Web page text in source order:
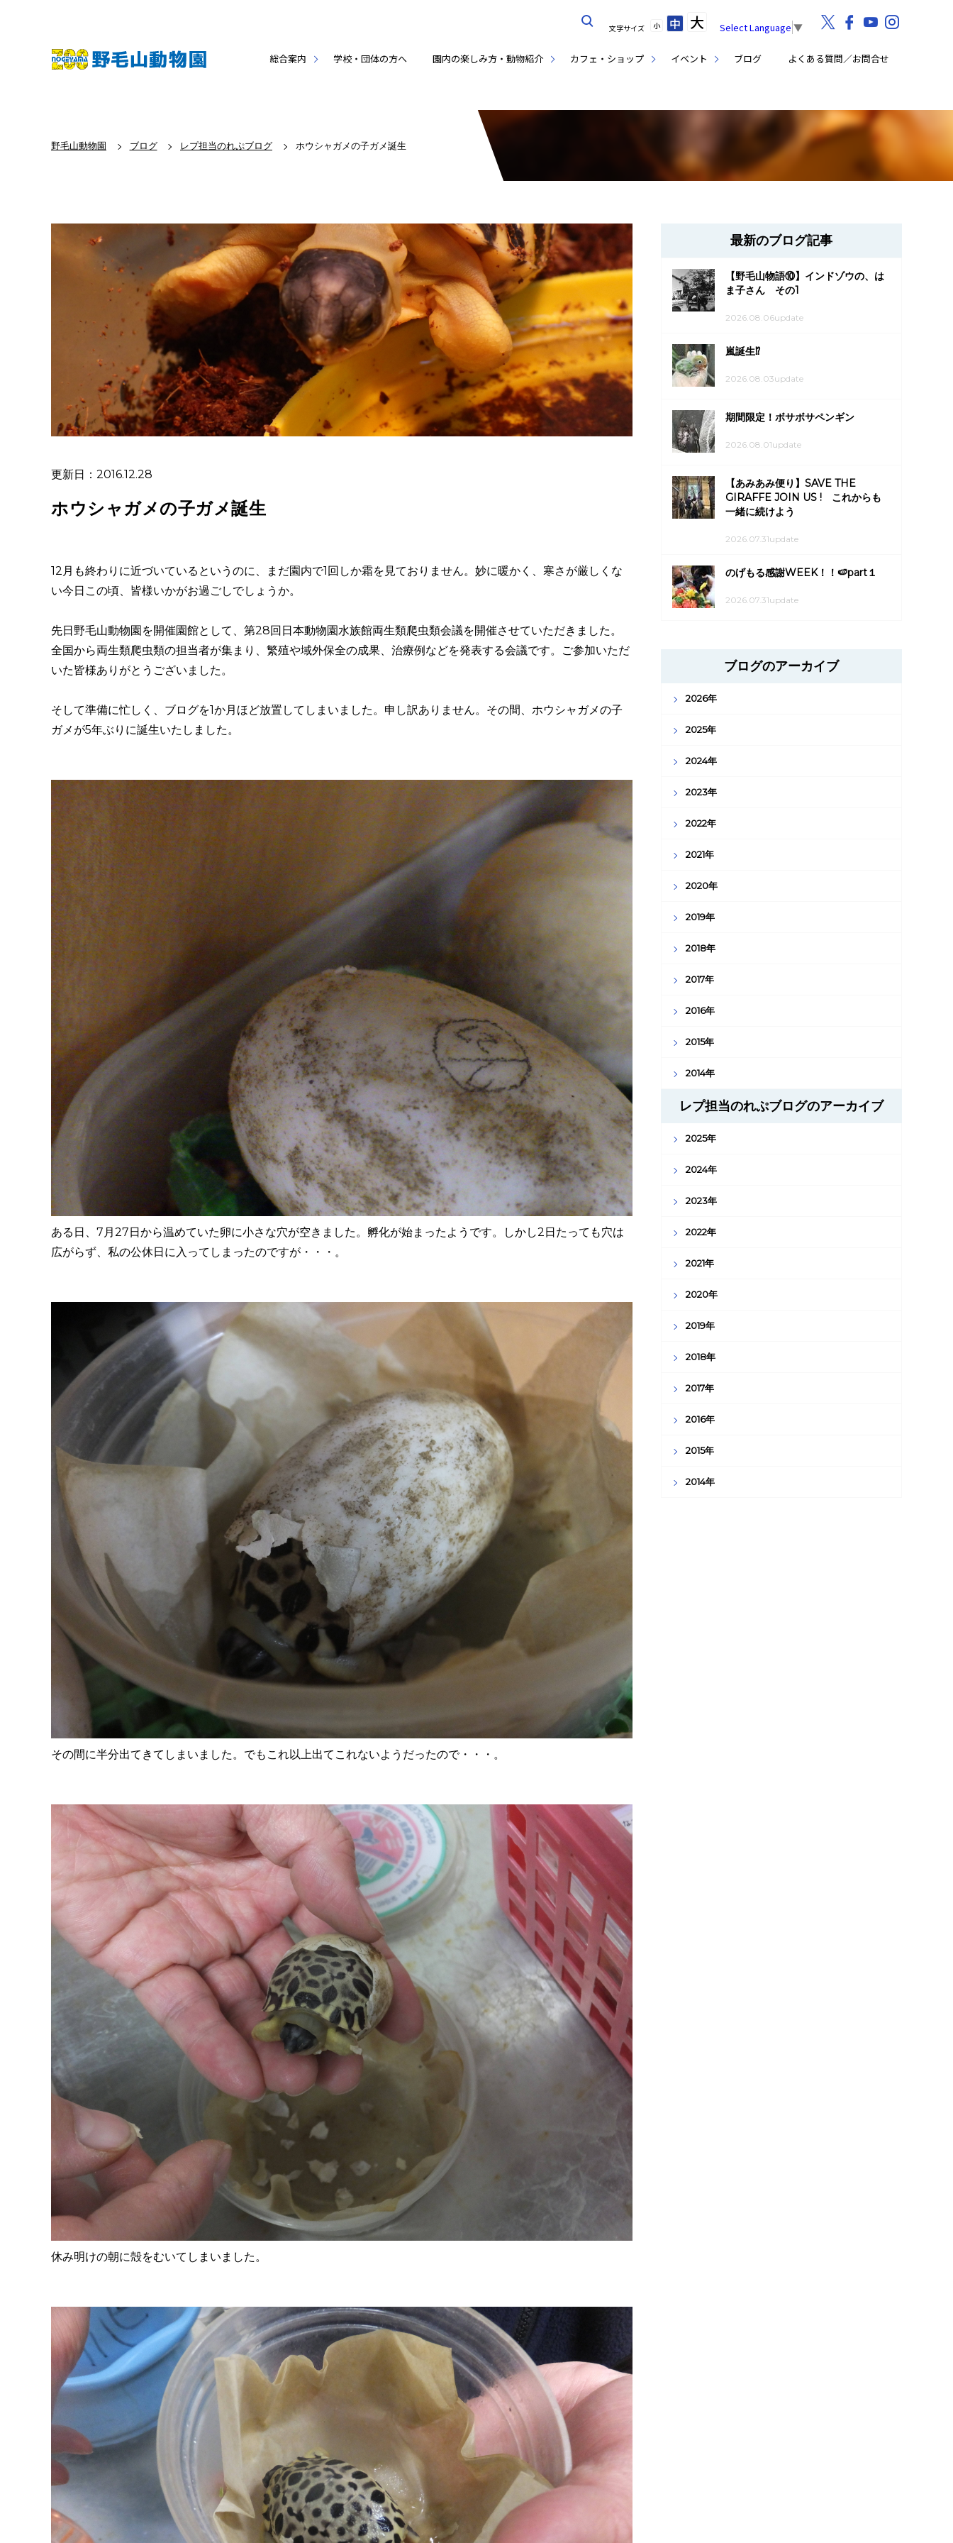
総合案内 学校・団体の方へ 園内の楽しみ方・動物紹介 カフェ・ショップ イベント ブログ よくある質問／お問合せ
文字サイズ 小 中 大 Select Language ▼
野毛山動物園 ブログ レプ担当のれぷブログ ホウシャガメの子ガメ誕生
更新日：2016.12.28
ホウシャガメの子ガメ誕生
12月も終わりに近づいているというのに、まだ園内で1回しか霜を見ておりません。妙に暖かく、寒さが厳しくな
い今日この頃、皆様いかがお過ごしでしょうか。
先日野毛山動物園を開催園館として、第28回日本動物園水族館両生類爬虫類会議を開催させていただきました。
全国から両生類爬虫類の担当者が集まり、繁殖や域外保全の成果、治療例などを発表する会議です。ご参加いただ
いた皆様ありがとうございました。
そして準備に忙しく、ブログを1か月ほど放置してしまいました。申し訳ありません。その間、ホウシャガメの子
ガメが5年ぶりに誕生いたしました。
ある日、7月27日から温めていた卵に小さな穴が空きました。孵化が始まったようです。しかし2日たっても穴は
広がらず、私の公休日に入ってしまったのですが・・・。
その間に半分出てきてしまいました。でもこれ以上出てこれないようだったので・・・。
休み明けの朝に殻をむいてしまいました。
最新のブログ記事
【野毛山物語⑩】インドゾウの、は
ま子さん その1
2026.08.06update
嵐誕生⁉
2026.08.03update
期間限定！ボサボサペンギン
2026.08.01update
【あみあみ便り】SAVE THE
GIRAFFE JOIN US ! これからも
一緒に続けよう
2026.07.31update
のげもる感謝WEEK！！🍉part１
2026.07.31update
ブログのアーカイブ
2026年
2025年
2024年
2023年
2022年
2021年
2020年
2019年
2018年
2017年
2016年
2015年
2014年
レプ担当のれぷブログのアーカイブ
2025年
2024年
2023年
2022年
2021年
2020年
2019年
2018年
2017年
2016年
2015年
2014年